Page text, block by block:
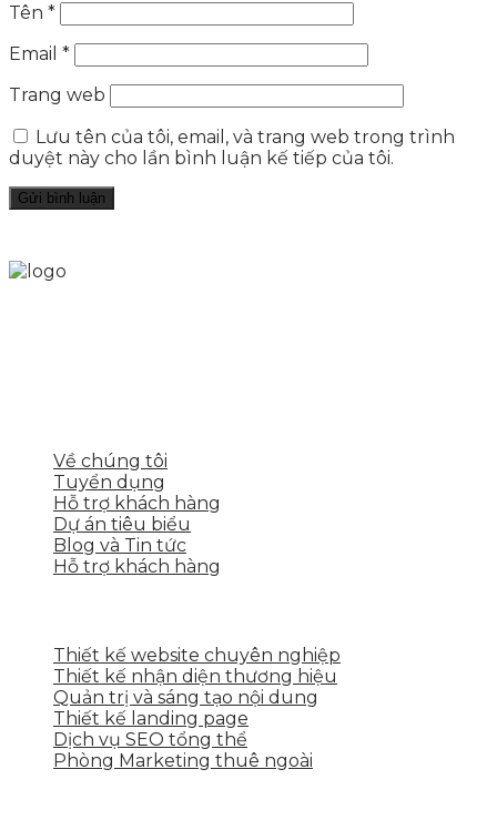
Tên *
Email *
Trang web
Lưu tên của tôi, email, và trang web trong trình
duyệt này cho lần bình luận kế tiếp của tôi.
Về chúng tôi
Tuyển dụng
Hỗ trợ khách hàng
Dự án tiêu biểu
Blog và Tin tức
Hỗ trợ khách hàng
Thiết kế website chuyên nghiệp
Thiết kế nhận diện thương hiệu
Quản trị và sáng tạo nội dung
Thiết kế landing page
Dịch vụ SEO tổng thể
Phòng Marketing thuê ngoài